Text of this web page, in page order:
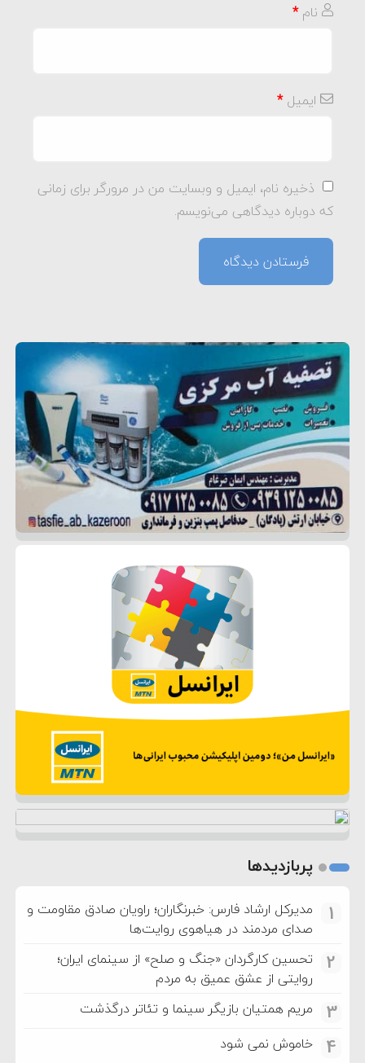
نام*
ایمیل*
ذخیره نام، ایمیل و وبسایت من در مرورگر برای زمانی
که دوباره دیدگاهی می‌نویسم.
پربازدیدها
1
مدیرکل ارشاد فارس: خبرنگاران؛ راویان صادق مقاومت و
صدای مردمند در هیاهوی روایت‌ها
2
تحسین کارگردان «جنگ و صلح» از سینمای ایران؛
روایتی از عشق عمیق به مردم
3 مریم همتیان بازیگر سینما و تئاتر درگذشت
4 خاموش نمی شود